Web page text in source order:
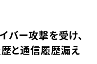
バー攻撃を受け、
と通信履歴漏え